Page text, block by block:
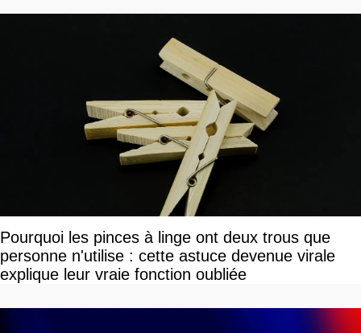
Pourquoi les pinces à linge ont deux trous que
personne n'utilise : cette astuce devenue virale
explique leur vraie fonction oubliée